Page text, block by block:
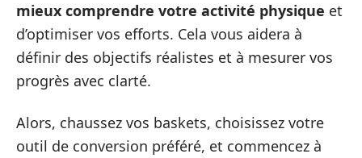
mieux comprendre votre activité physique et
d’optimiser vos efforts. Cela vous aidera à
définir des objectifs réalistes et à mesurer vos
progrès avec clarté.
Alors, chaussez vos baskets, choisissez votre
outil de conversion préféré, et commencez à